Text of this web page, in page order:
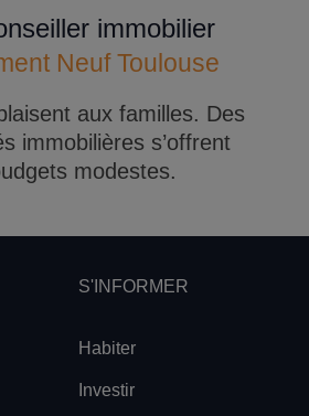
immobilier
Neuf Toulouse
aux familles. Des
immobilières s’offrent
modestes.
S'INFORMER
Habiter
Investir